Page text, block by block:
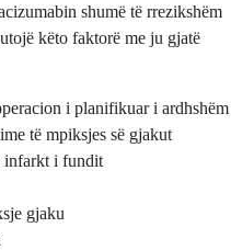
shumë të rrezikshëm
këto faktorë me ju gjatë
i planifikuar i ardhshëm
të mpiksjes së gjakut
infarkt i fundit
gjaku